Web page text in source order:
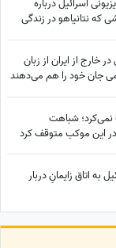
اسرائیل درباره
که نتانیاهو در زندگی
خارج از ایران از زبان
جان خود را هم می‌دهند
نمی‌کرد؛ شباهت
این موکب متوقف کرد
اتاق زایمانِ دربار